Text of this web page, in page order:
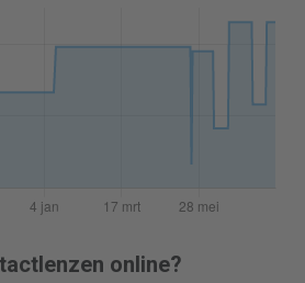
online?